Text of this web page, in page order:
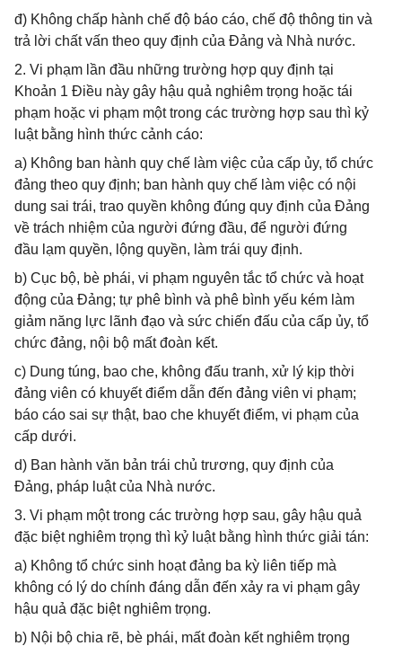
đ) Không chấp hành chế độ báo cáo, chế độ thông tin và
trả lời chất vấn theo quy định của Đảng và Nhà nước.
2. Vi phạm lần đầu những trường hợp quy định tại
Khoản 1 Điều này gây hậu quả nghiêm trọng hoặc tái
phạm hoặc vi phạm một trong các trường hợp sau thì kỷ
luật bằng hình thức cảnh cáo:
a) Không ban hành quy chế làm việc của cấp ủy, tổ chức
đảng theo quy định; ban hành quy chế làm việc có nội
dung sai trái, trao quyền không đúng quy định của Đảng
về trách nhiệm của người đứng đầu, để người đứng
đầu lạm quyền, lộng quyền, làm trái quy định.
b) Cục bộ, bè phái, vi phạm nguyên tắc tổ chức và hoạt
động của Đảng; tự phê bình và phê bình yếu kém làm
giảm năng lực lãnh đạo và sức chiến đấu của cấp ủy, tổ
chức đảng, nội bộ mất đoàn kết.
c) Dung túng, bao che, không đấu tranh, xử lý kịp thời
đảng viên có khuyết điểm dẫn đến đảng viên vi phạm;
báo cáo sai sự thật, bao che khuyết điểm, vi phạm của
cấp dưới.
d) Ban hành văn bản trái chủ trương, quy định của
Đảng, pháp luật của Nhà nước.
3. Vi phạm một trong các trường hợp sau, gây hậu quả
đặc biệt nghiêm trọng thì kỷ luật bằng hình thức giải tán:
a) Không tổ chức sinh hoạt đảng ba kỳ liên tiếp mà
không có lý do chính đáng dẫn đến xảy ra vi phạm gây
hậu quả đặc biệt nghiêm trọng.
b) Nội bộ chia rẽ, bè phái, mất đoàn kết nghiêm trọng